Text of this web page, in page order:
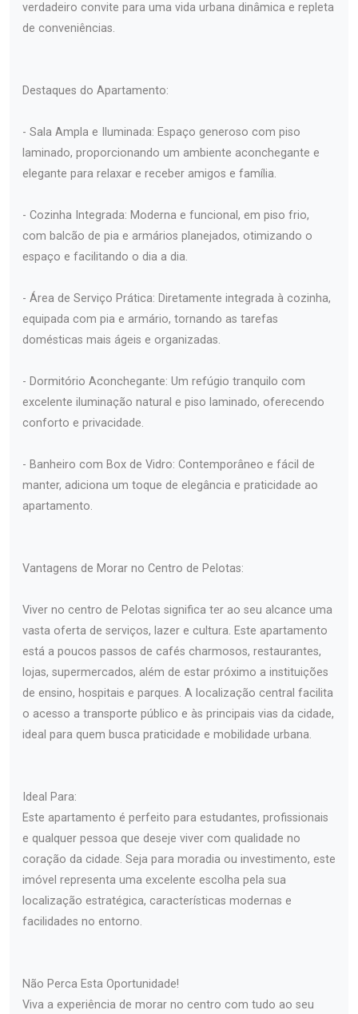
verdadeiro convite para uma vida urbana dinâmica e repleta
de conveniências.
Destaques do Apartamento:
- Sala Ampla e Iluminada: Espaço generoso com piso
laminado, proporcionando um ambiente aconchegante e
elegante para relaxar e receber amigos e família.
- Cozinha Integrada: Moderna e funcional, em piso frio,
com balcão de pia e armários planejados, otimizando o
espaço e facilitando o dia a dia.
- Área de Serviço Prática: Diretamente integrada à cozinha,
equipada com pia e armário, tornando as tarefas
domésticas mais ágeis e organizadas.
- Dormitório Aconchegante: Um refúgio tranquilo com
excelente iluminação natural e piso laminado, oferecendo
conforto e privacidade.
- Banheiro com Box de Vidro: Contemporâneo e fácil de
manter, adiciona um toque de elegância e praticidade ao
apartamento.
Vantagens de Morar no Centro de Pelotas:
Viver no centro de Pelotas significa ter ao seu alcance uma
vasta oferta de serviços, lazer e cultura. Este apartamento
está a poucos passos de cafés charmosos, restaurantes,
lojas, supermercados, além de estar próximo a instituições
de ensino, hospitais e parques. A localização central facilita
o acesso a transporte público e às principais vias da cidade,
ideal para quem busca praticidade e mobilidade urbana.
Ideal Para:
Este apartamento é perfeito para estudantes, profissionais
e qualquer pessoa que deseje viver com qualidade no
coração da cidade. Seja para moradia ou investimento, este
imóvel representa uma excelente escolha pela sua
localização estratégica, características modernas e
facilidades no entorno.
Não Perca Esta Oportunidade!
Viva a experiência de morar no centro com tudo ao seu